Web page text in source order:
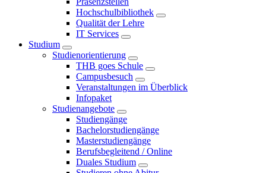
Hochschulbibliothek
Qualität der Lehre
IT Services
Studium
Studienorientierung
THB goes Schule
Campusbesuch
Veranstaltungen im Überblick
Infopaket
Studienangebote
Studiengänge
Bachelorstudiengänge
Masterstudiengänge
Berufsbegleitend / Online
Duales Studium